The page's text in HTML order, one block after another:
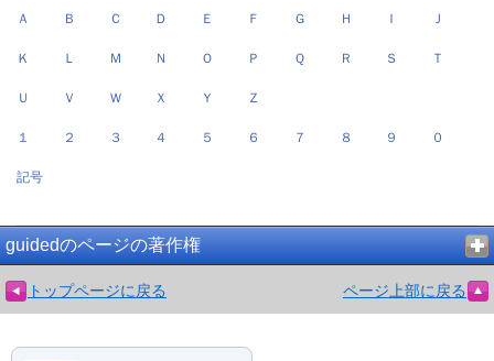
Ａ Ｂ Ｃ Ｄ Ｅ Ｆ Ｇ Ｈ Ｉ Ｊ
Ｋ Ｌ Ｍ Ｎ Ｏ Ｐ Ｑ Ｒ Ｓ Ｔ
Ｕ Ｖ Ｗ Ｘ Ｙ Ｚ
１ ２ ３ ４ ５ ６ ７ ８ ９ ０
記号
guidedのページの著作権
トップページに戻る ページ上部に戻る